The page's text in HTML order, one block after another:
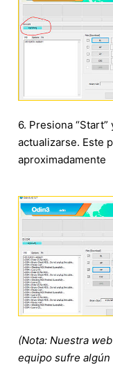
6. Presiona
actualizarse. Este
aproximadamente
(Nota: Nuestra
equipo sufre